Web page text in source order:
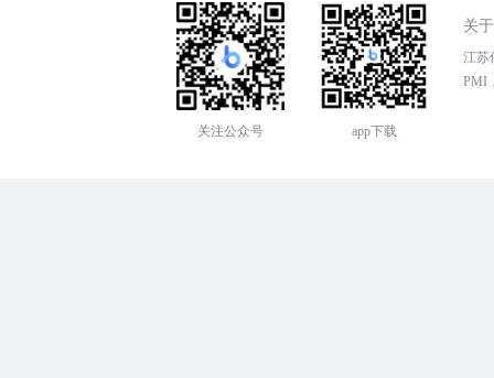
关注公众号 app下载
关
江苏
PMI